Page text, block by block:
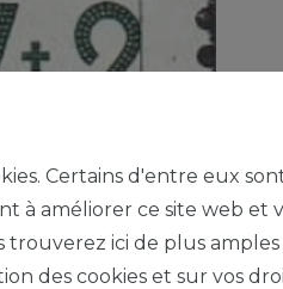
Certains d'entre eux
à améliorer ce site web et
trouverez ici de plus amples
des cookies et sur vos